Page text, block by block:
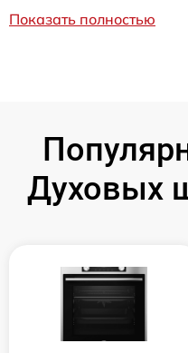
Показать полностью
Духовых